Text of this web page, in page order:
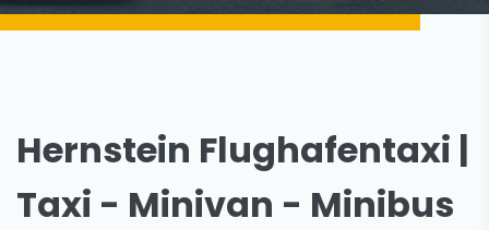
Hernstein Flughafentaxi |
Taxi - Minivan - Minibus